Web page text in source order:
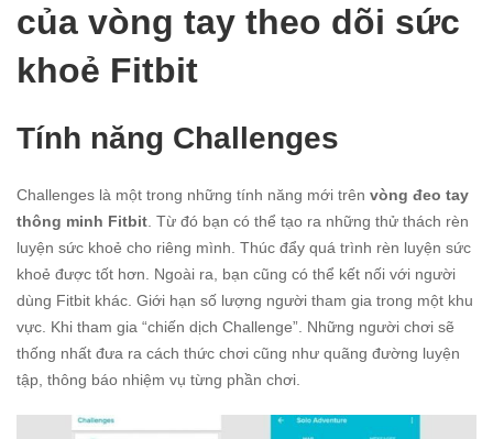
của vòng tay theo dõi sức
khoẻ Fitbit
Tính năng Challenges
Challenges là một trong những tính năng mới trên vòng đeo tay
thông minh Fitbit . Từ đó bạn có thể tạo ra những thử thách rèn
luyện sức khoẻ cho riêng mình. Thúc đẩy quá trình rèn luyện sức
khoẻ được tốt hơn. Ngoài ra, bạn cũng có thể kết nối với người
dùng Fitbit khác. Giới hạn số lượng người tham gia trong một khu
vực. Khi tham gia “chiến dịch Challenge”. Những người chơi sẽ
thống nhất đưa ra cách thức chơi cũng như quãng đường luyện
tập, thông báo nhiệm vụ từng phần chơi.